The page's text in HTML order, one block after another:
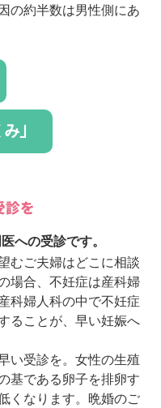
の約半数は男性側にあ
」
診を
への受診です。
むご夫婦はどこに相談
場合、不妊症は産科婦
科婦人科の中で不妊症
ることが、早い妊娠へ
い受診を。女性の生殖
基である卵子を排卵す
くなります。晩婚のご